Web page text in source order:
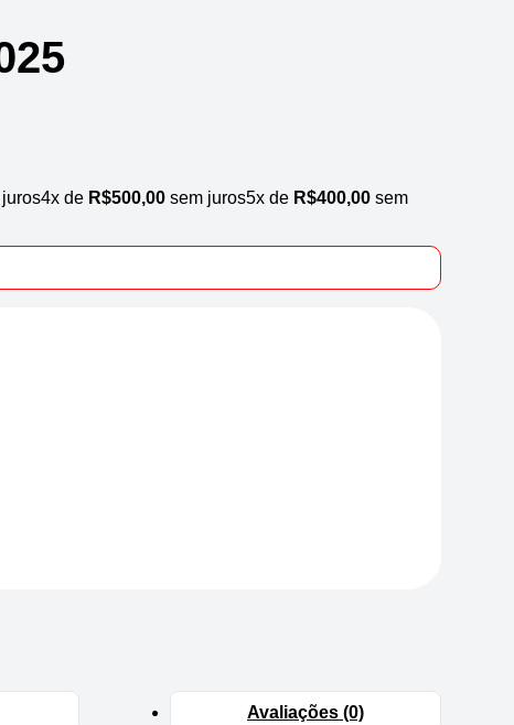
4x de R$500,00 sem juros5x de R$400,00 sem
Avaliações (0)